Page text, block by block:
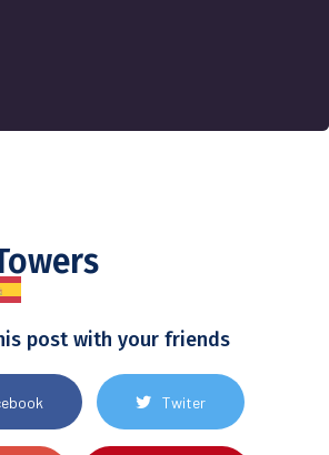
post with your friends
Twiter